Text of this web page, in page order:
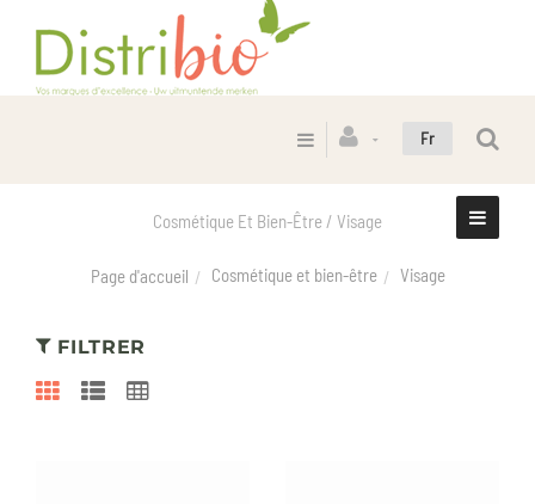
Fr
Cosmétique Et Bien-Être / Visage
Page d'accueil Cosmétique et bien-être Visage
FILTRER